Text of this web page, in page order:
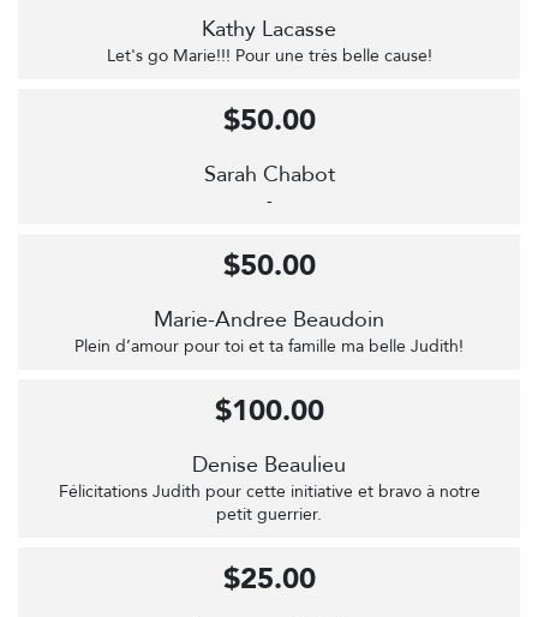
Kathy Lacasse
Let's go Marie!!! Pour une très belle cause!
Sarah Chabot
-
$50.00
Marie-Andree Beaudoin
Plein d’amour pour toi et ta famille ma belle Judith!
$50.00
Denise Beaulieu
Félicitations Judith pour cette initiative et bravo à notre
petit guerrier.
$100.00
$25.00